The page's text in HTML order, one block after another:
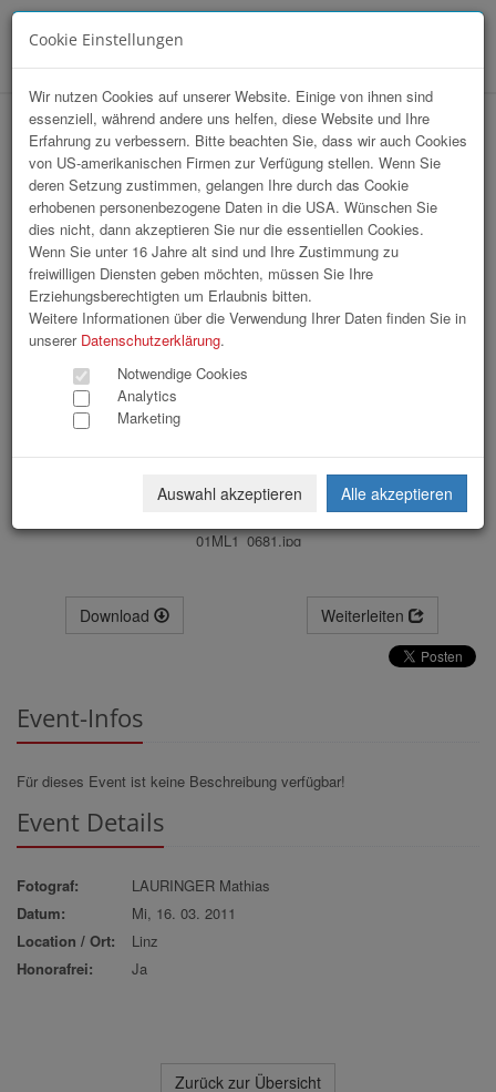
hr-lounge Mitte zu Gast bei Liwest
01ML1_0681.jpg
Download Weiterleiten
Event-Infos
Für dieses Event ist keine Beschreibung verfügbar!
Event Details
Fotograf:
LAURINGER Mathias
Datum:
Mi, 16. 03. 2011
Location / Ort:
Linz
Honorafrei:
Ja
Zurück zur Übersicht
Cookie Einstellungen
Wir nutzen Cookies auf unserer Website. Einige von ihnen sind
essenziell, während andere uns helfen, diese Website und Ihre
Erfahrung zu verbessern. Bitte beachten Sie, dass wir auch Cookies
von US-amerikanischen Firmen zur Verfügung stellen. Wenn Sie
deren Setzung zustimmen, gelangen Ihre durch das Cookie
erhobenen personenbezogene Daten in die USA. Wünschen Sie
dies nicht, dann akzeptieren Sie nur die essentiellen Cookies.
Wenn Sie unter 16 Jahre alt sind und Ihre Zustimmung zu
freiwilligen Diensten geben möchten, müssen Sie Ihre
Erziehungsberechtigten um Erlaubnis bitten.
Weitere Informationen über die Verwendung Ihrer Daten finden Sie in
unserer Datenschutzerklärung.
Notwendige Cookies
Analytics
Marketing
Auswahl akzeptieren Alle akzeptieren